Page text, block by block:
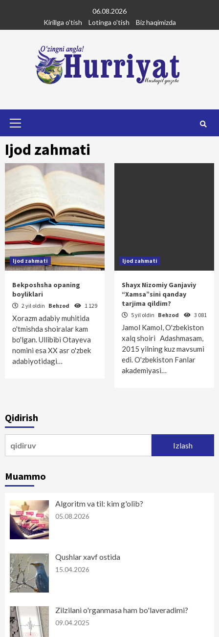
content
06.08.2026
Kirillga o'tish
Lotinga o'tish Biz haqimizda
Ijod zahmati
Ijod zahmati
Bekposhsha opaning
boyliklari
2 yil oldin Behzod 1 129
Xorazm adabiy muhitida
o'tmishda shoiralar kam
bo'lgan. Ullibibi Otayeva
nomini esa XX asr o'zbek
adabiyotidagi…
Ijod zahmati
Shayx Nizomiy Ganjaviy
“Xamsa”sini qanday
tarjima qildim?
5 yil oldin Behzod 3 081
Jamol Kamol, O'zbekiston
xalq shoiri Adashmasam,
2015 yilning kuz mavsumi
edi. O'zbekiston Fanlar
akademiyasi…
Qidirish
Muammo
Algoritm va til: kim g'olib?
05.08.2026
Qushlar xavf ostida
15.04.2026
Zilzilani o'rganmasa ham bo'laveradimi?
09.04.2025